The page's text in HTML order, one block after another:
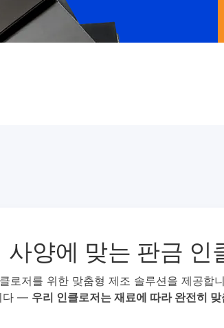
사양에 맞는 판금 인
로저를 위한 맞춤형 제조 솔루션을 제공합
다 —우리 인클로저는 재료에 따라 완전히